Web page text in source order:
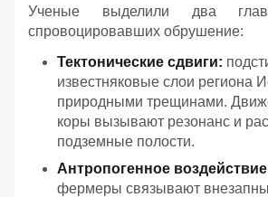
Ученые выделили два
спровоцировавших обрушение:
Тектонические сдвиги:
известняковые слои региона
природными трещинами.
коры вызывают резонанс и
подземные полости.
Антропогенное
фермеры связывают